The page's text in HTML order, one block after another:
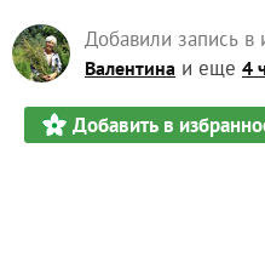
Добавили запись в
Валентина и еще 4
Добавить в